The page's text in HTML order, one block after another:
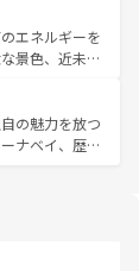
ーなどは、ぜ
たたかい人々
れない旅にな
などの山岳地
クラビの美し
る。タイ料理
異なる楽しみ
教を中心とし
人を魅了し続
エネルギーを
景色、近未来
ットが密集し
。息をのむよ
に楽しみ尽く
の魅力を放つ
ナベイ、歴史